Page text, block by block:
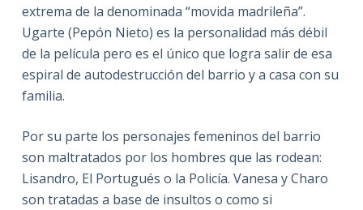
extrema de la denominada “movida madrileña”.
Ugarte (Pepón Nieto) es la personalidad más débil
de la película pero es el único que logra salir de esa
espiral de autodestrucción del barrio y a casa con su
familia.
Por su parte los personajes femeninos del barrio
son maltratados por los hombres que las rodean:
Lisandro, El Portugués o la Policía. Vanesa y Charo
son tratadas a base de insultos o como si